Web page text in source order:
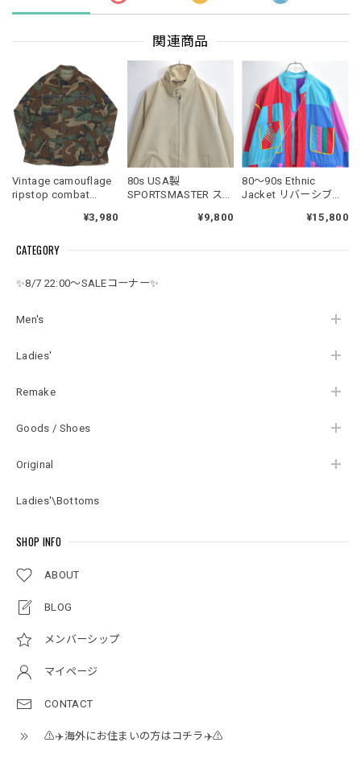
CATEGORY
✨8/7 22:00～SALEコーナー✨
Men's
Ladies'
Remake
Goods / Shoes
Original
Ladies'\Bottoms
SHOP INFO
ABOUT
BLOG
メンバーシップ
マイページ
CONTACT
⚠️✈️海外にお住まいの方はコチラ✈️⚠️
関連商品
Vintage camouflage
ripstop combat
¥3,980
80s USA製
SPORTSMASTER スポ
イヤー スポーツジャ
ウィングトップ ベー
ン ヴィンテージ ビン
テージ アメリカ古着
¥9,800
80～90s Ethnic
Jacket リバーシブル
ッチ デザイン ボタン
衣装 クレイジーパタ
¥15,800